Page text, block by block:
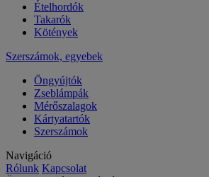
Ételhordók
Takarók
Kötények
Szerszámok, egyebek
Öngyújtók
Zseblámpák
Mérőszalagok
Kártyatartók
Szerszámok
Navigáció
Rólunk Kapcsolat